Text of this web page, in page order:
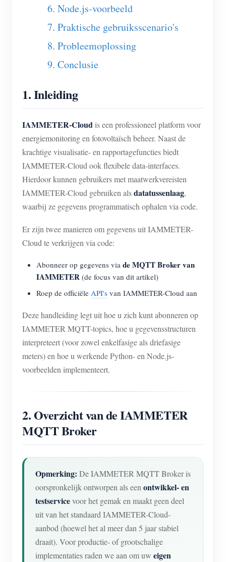
Nieuws
Blogs
IAMMETER-activiteiten
Forum
App Store
Site verkennen
Over ons
6. Node.js-voorbeeld
7. Praktische gebruiksscenario's
8. Probleemoplossing
9. Conclusie
1. Inleiding
IAMMETER-Cloudis een professioneel platform voor
energiemonitoring en fotovoltaïsch beheer. Naast de
krachtige visualisatie- en rapportagefuncties biedt
IAMMETER-Cloud ook flexibele data-interfaces.
Hierdoor kunnen gebruikers met maatwerkvereisten
IAMMETER-Cloud gebruiken alsdatatussenlaag,
waarbij ze gegevens programmatisch ophalen via code.
Er zijn twee manieren om gegevens uit IAMMETER-
Cloud te verkrijgen via code:
Abonneer op gegevens via de MQTT Broker van
IAMMETER (de focus van dit artikel)
Roep de officiële API's van IAMMETER-Cloud aan
Deze handleiding legt uit hoe u zich kunt abonneren op
IAMMETER MQTT-topics, hoe u gegevensstructuren
interpreteert (voor zowel enkelfasige als driefasige
meters) en hoe u werkende Python- en Node.js-
voorbeelden implementeert.
2. Overzicht van de IAMMETER
MQTT Broker
Opmerking: De IAMMETER MQTT Broker is
oorspronkelijk ontworpen als eenontwikkel- en
testservicevoor het gemak en maakt geen deel
uit van het standaard IAMMETER-Cloud-
aanbod (hoewel het al meer dan 5 jaar stabiel
draait). Voor productie- of grootschalige
implementaties raden we aan om uw eigen